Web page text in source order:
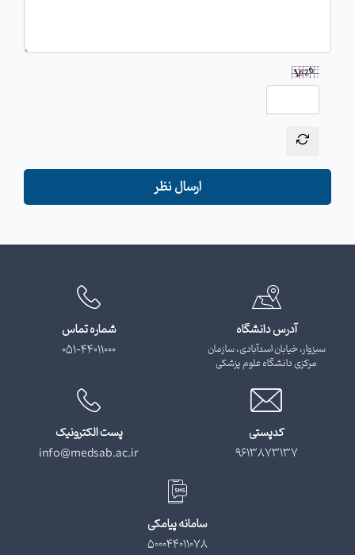
ارسال نظر
آدرس دانشگاه
سبزوار، خیابان اسدآبادی، سازمان
مرکزی دانشگاه علوم پزشکی
شماره تماس
051-44011000
کدپستی
9613873137
پست الکترونیک
info@medsab.ac.ir
سامانه پیامکی
500044011078